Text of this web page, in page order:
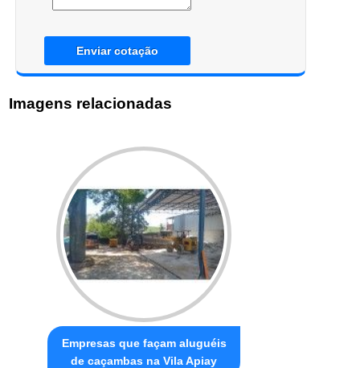
Enviar cotação
Imagens relacionadas
Empresas que façam aluguéis
de caçambas na Vila Apiay